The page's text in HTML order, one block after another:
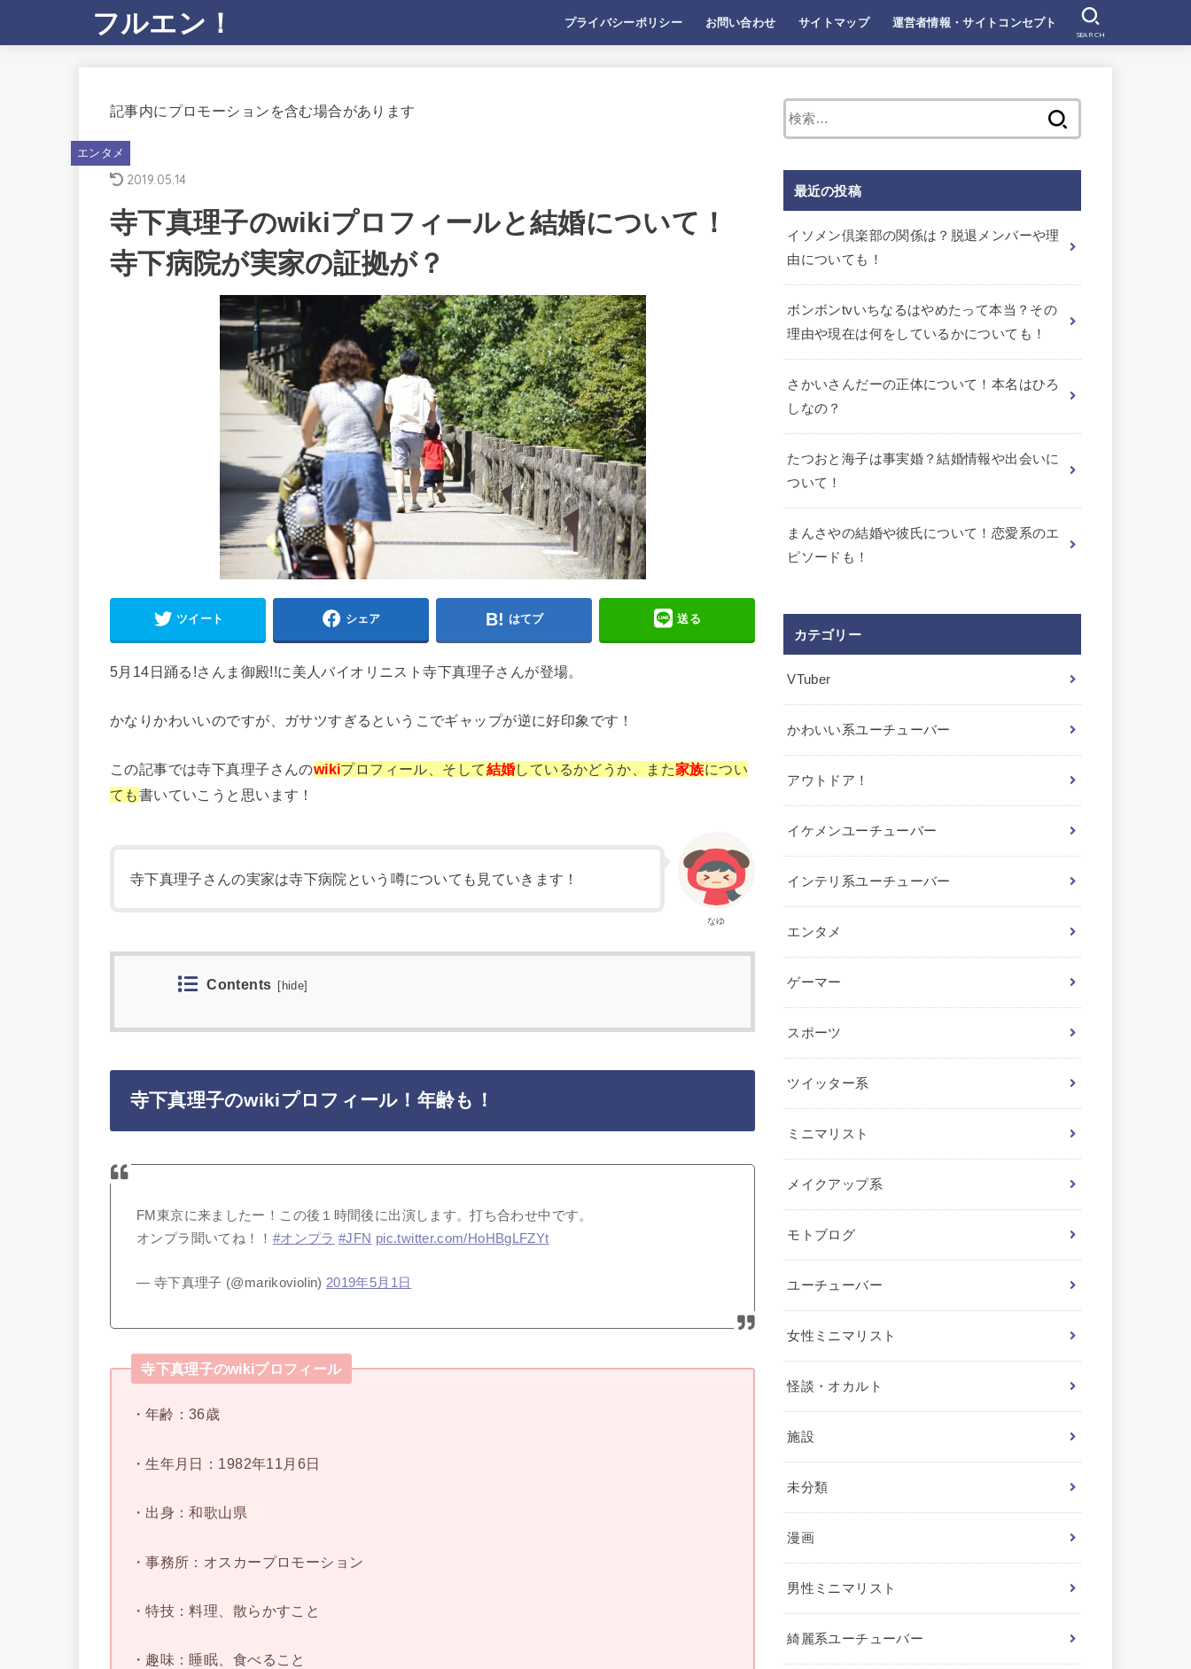
フルエン！ プライバシーポリシー お問い合わせ サイトマップ 運営者情報・サイトコンセプト
SEARCH
記事内にプロモーションを含む場合があります
エンタメ
2019.05.14
寺下真理子のwikiプロフィールと結婚について！
寺下病院が実家の証拠が？
ツイート シェア はてブ 送る
5月14日踊る!さんま御殿!!に美人バイオリニスト寺下真理子さんが登場。
かなりかわいいのですが、ガサツすぎるというこでギャップが逆に好印象です！
この記事では寺下真理子さんのwikiプロフィール、そして結婚しているかどうか、また家族につい
ても書いていこうと思います！
なゆ
寺下真理子さんの実家は寺下病院という噂についても見ていきます！
Contents [ hide]
寺下真理子のwikiプロフィール！年齢も！
FM東京に来ましたー！この後１時間後に出演します。打ち合わせ中です。
オンプラ聞いてね！！ #オンプラ #JFN pic.twitter.com/HoHBgLFZYt
— 寺下真理子 (@marikoviolin) 2019年5月1日
寺下真理子のwikiプロフィール
・年齢：36歳
・生年月日：1982年11月6日
・出身：和歌山県
・事務所：オスカープロモーション
・特技：料理、散らかすこと
・趣味：睡眠、食べること
最近の投稿
イソメン倶楽部の関係は？脱退メンバーや理
由についても！
ボンボンtvいちなるはやめたって本当？その
理由や現在は何をしているかについても！
さかいさんだーの正体について！本名はひろ
しなの？
たつおと海子は事実婚？結婚情報や出会いに
ついて！
まんさやの結婚や彼氏について！恋愛系のエ
ピソードも！
カテゴリー
VTuber
かわいい系ユーチューバー
アウトドア！
イケメンユーチューバー
インテリ系ユーチューバー
エンタメ
ゲーマー
スポーツ
ツイッター系
ミニマリスト
メイクアップ系
モトブログ
ユーチューバー
女性ミニマリスト
怪談・オカルト
施設
未分類
漫画
男性ミニマリスト
綺麗系ユーチューバー